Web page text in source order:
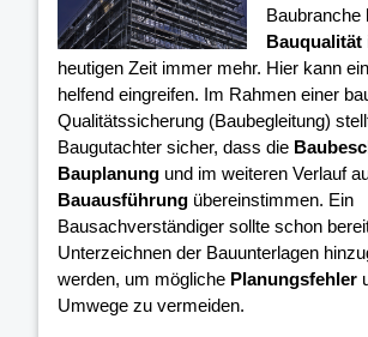
Baubranche
Bauqualität
heutigen Zeit immer mehr. Hier kann
helfend eingreifen. Im Rahmen einer
Qualitätssicherung (Baubegleitung)
Baugutachter sicher, dass die
Bauplanung und im weiteren Verlauf
Bauausführung übereinstimmen. Ein
Bausachverständiger sollte schon
Unterzeichnen der Bauunterlagen
werden, um mögliche Planungsfehler
Umwege zu vermeiden.